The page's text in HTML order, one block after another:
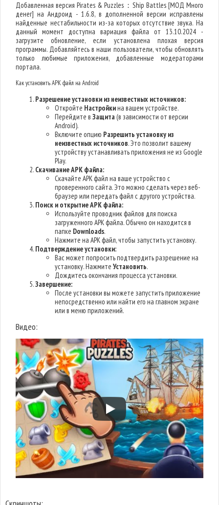
Добавленная версия Pirates & Puzzles：Ship Battles [МОД Много
денег] на Андроид - 1.6.8, в дополненной версии исправлены
найденные нестабильности из-за которых отсутствие звука. На
данный момент доступна вариация файла от 13.10.2024 -
загрузите обновление, если установлена плохая версия
программы. Добавляйтесь в наши пользователи, чтобы обновлять
только любимые приложения, добавленные модераторами
портала.
Как установить APK файл на Android
Разрешение установки из неизвестных источников:
Откройте Настройкина вашем устройстве.
Перейдите вЗащита(в зависимости от версии
Android).
Включите опцию Разрешить установку из
неизвестных источников. Это позволит вашему
устройству устанавливать приложения не из Google
Play.
Скачивание APK файла:
Скачайте APK файл на ваше устройство с
проверенного сайта. Это можно сделать через веб-
браузер или передать файл с другого устройства.
Поиск и открытие APK файла:
Используйте проводник файлов для поиска
загруженного APK файла. Обычно он находится в
папке Downloads.
Нажмите на APK файл, чтобы запустить установку.
Подтверждение установки:
Вас может попросить подтвердить разрешение на
установку. НажмитеУстановить.
Дождитесь окончания процесса установки.
Завершение:
После установки вы можете запустить приложение
непосредственно или найти его на главном экране
или в меню приложений.
Видео: